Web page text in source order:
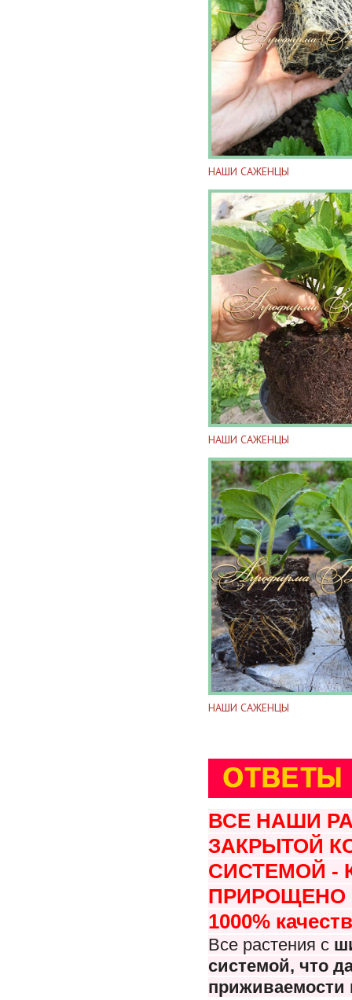
НАШИ САЖЕНЦЫ
НАШИ САЖЕНЦЫ
НАШИ САЖЕНЦЫ
ВСЕ НАШИ
ЗАКРЫТОЙ
СИСТЕМОЙ -
ПРИРОЩЕНО
1000%
Все растения с
системой, что
приживаемости